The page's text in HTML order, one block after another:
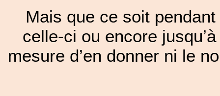
Mais que ce soit
celle-ci ou encore
mesure d’en donner ni le